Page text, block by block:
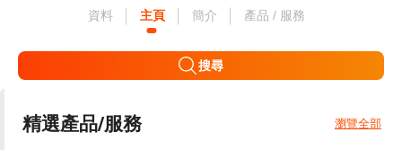
資料 主頁 簡介 產品 / 服務
搜尋
精選產品/服務 瀏覽全部